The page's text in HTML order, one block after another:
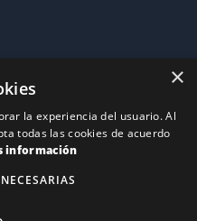
×
la experiencia del usuario. Al
todas las cookies de acuerdo
información